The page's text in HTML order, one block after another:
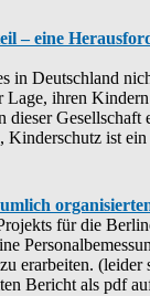
– eine
in Deutschland
ihren
Gesellschaft
Kinderschutz ist
für die
erarbeiten.
Bericht als